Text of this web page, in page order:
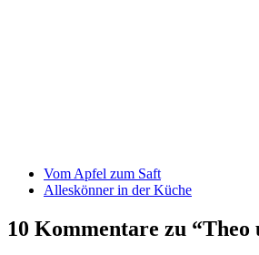
Vom Apfel zum Saft
Alleskönner in der Küche
10 Kommentare zu “Theo